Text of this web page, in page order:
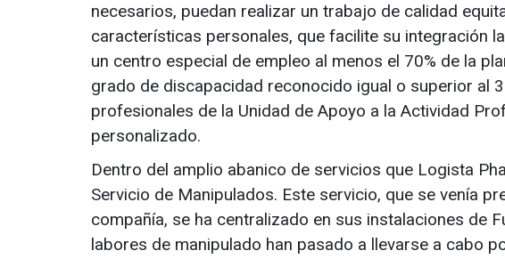
necesarios, puedan realizar un trabajo de calidad
características personales, que facilite su integración
un centro especial de empleo al menos el 70% de la
grado de discapacidad reconocido igual o superior al
profesionales de la Unidad de Apoyo a la Actividad
personalizado.
Dentro del amplio abanico de servicios que Logista
Servicio de Manipulados. Este servicio, que se venía
compañía, se ha centralizado en sus instalaciones de
labores de manipulado han pasado a llevarse a cabo